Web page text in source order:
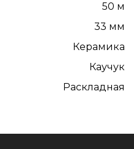
50 м
33 мм
Керамика
Каучук
Раскладная